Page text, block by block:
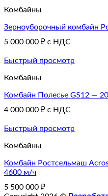
Комбайны
Зepноубopoчный комбайн
5 000 000 ₽ с НДС
Быстрый просмотр
Комбайны
Комбайн Полесье GS12 —
4 000 000 ₽ с НДС
Быстрый просмотр
Комбайны
Комбайн Ростсельмаш
4600 м/ч
5 500 000 ₽